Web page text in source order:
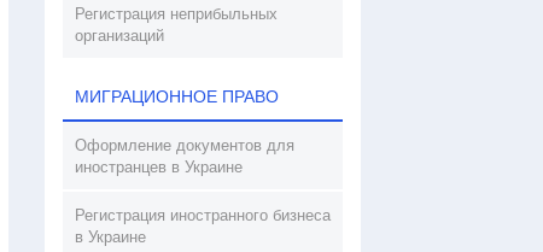
Регистрация неприбыльных
организаций
МИГРАЦИОННОЕ ПРАВО
Оформление документов для
иностранцев в Украине
Регистрация иностранного бизнеса
в Украине